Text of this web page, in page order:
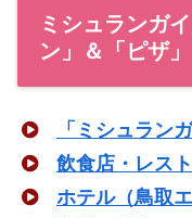
ミシュランガ
ン」＆「ピザ」
「ミシュラン
飲食店・レス
ホテル（鳥取